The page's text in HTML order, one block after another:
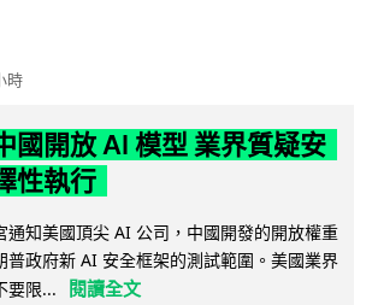
時
國開放 AI 模型 業界質疑安
性執行
通知美國頂尖 AI 公司，中國開發的開放權重
普政府新 AI 安全框架的測試範圍。美國業界
要限...
閱讀全文